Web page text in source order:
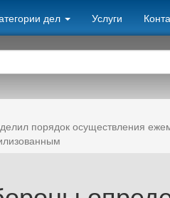
дел Услуги
порядок осуществления